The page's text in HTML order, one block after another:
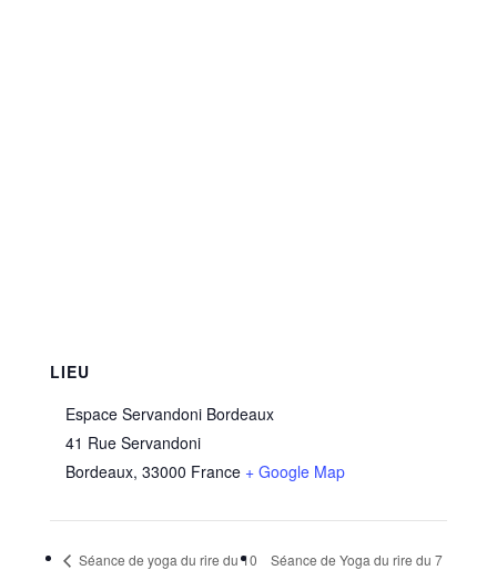
LIEU
Espace Servandoni Bordeaux
41 Rue Servandoni
Bordeaux, 33000 France + Google Map
Séance de yoga du rire du 10
Séance de Yoga du rire du 7